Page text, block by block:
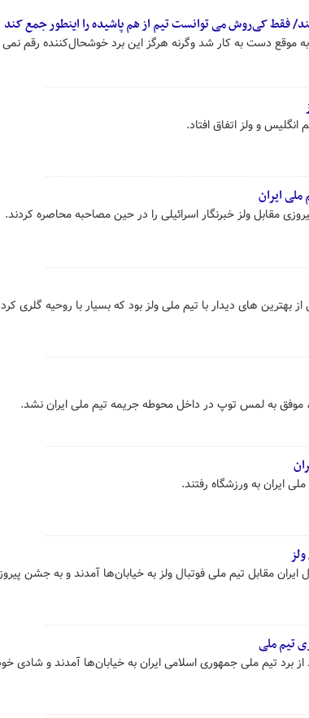
فقط کی‌روش می توانست تیم از هم پاشیده را اینطور جمع کند
دست به کار شد وگرنه هرگز این برد خوشحال‌کننده رقم
و ولز اتفاق افتاد.
ملی ایران
مقابل ولز خبرنگار اسرائیلی را در حین مصاحبه محاصره کردند.
های دیدار با تیم ملی ولز بود که بسیار با روحیه گلری
موفق به لمس توپ در داخل محوطه جریمه تیم ملی ایران نشد.
ایران به ورزشگاه رفتند.
مقابل تیم ملی فوتبال ولز به خیابان‌ها آمدند و به جشن
تیم ملی
شب گذشته جمعه ۴ آذر ۱۴۰۱ بعد از برد تیم ملی جمهوری اسلامی ایران به خیابان‌ها آمدند و